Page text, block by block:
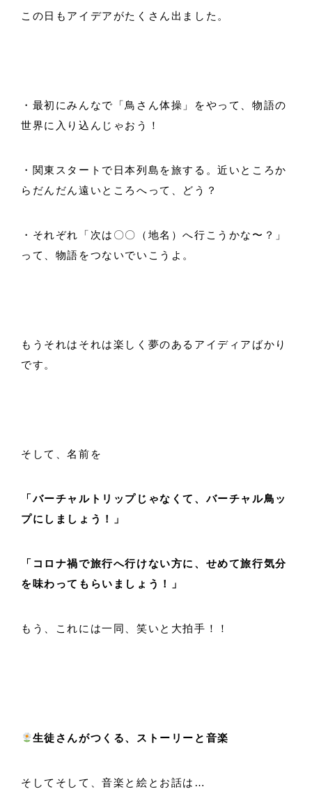
この日もアイデアがたくさん出ました。
・最初にみんなで「鳥さん体操」をやって、物語の
世界に入り込んじゃおう！
・関東スタートで日本列島を旅する。近いところか
らだんだん遠いところへって、どう？
・それぞれ「次は〇〇（地名）へ行こうかな〜？」
って、物語をつないでいこうよ。
もうそれはそれは楽しく夢のあるアイディアばかり
です。
そして、名前を
「バーチャルトリップじゃなくて、バーチャル鳥ッ
プにしましょう！」
「コロナ禍で旅行へ行けない方に 、せめて旅行気分
を味わってもらいましょう！」
もう、これには一同、笑いと大拍手！！
生徒さんがつくる、ストーリーと音楽
そしてそして、音楽と絵とお話は…